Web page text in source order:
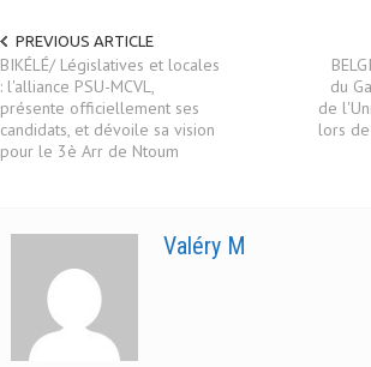
(
o
u
v
r
e
d
a
n
n
e
f
k
(
o
u
v
r
e
d
a
e
u
e
l
PREVIOUS ARTICLE
BIKÉLÉ/ Législatives et locales
: l'alliance PSU-MCVL,
présente officiellement ses
candidats, et dévoile sa vision
pour le 3è Arr de Ntoum
du
de
lors
Valéry M